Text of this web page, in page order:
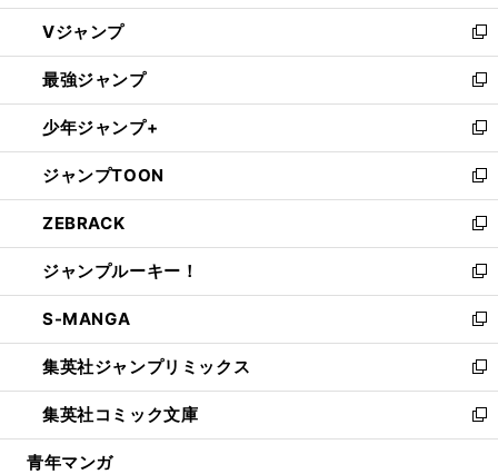
ウ
ィ
ン
ド
ウ
で
開
く
し
い
ウ
ィ
ン
ド
ウ
で
開
く
Vジャンプ
新
し
い
ウ
ィ
ン
ド
ウ
で
開
く
最強ジャンプ
新
し
い
ウ
ィ
ン
ド
ウ
で
開
く
少年ジャンプ+
新
し
い
ウ
ィ
ン
ド
ウ
で
開
く
ジャンプTOON
新
し
い
ウ
ィ
ン
ド
ウ
で
開
く
ZEBRACK
新
し
い
ウ
ィ
ン
ド
ウ
で
開
ジャンプルーキー！
新
し
い
ウ
ィ
ン
ド
ウ
S-MANGA
新
し
い
ウ
ィ
ン
集英社ジャンプリミックス
新
し
い
ウ
集英社コミック文庫
新
し
青年マンガ